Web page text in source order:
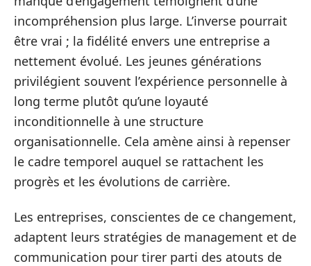
incompréhension plus large. L’inverse pourrait
être vrai ; la fidélité envers une entreprise a
nettement évolué. Les jeunes générations
privilégient souvent l’expérience personnelle à
long terme plutôt qu’une loyauté
inconditionnelle à une structure
organisationnelle. Cela amène ainsi à repenser
le cadre temporel auquel se rattachent les
progrès et les évolutions de carrière.
Les entreprises, conscientes de ce changement,
adaptent leurs stratégies de management et de
communication pour tirer parti des atouts de